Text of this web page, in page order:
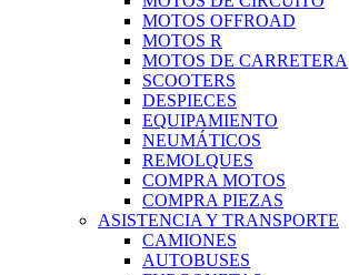
MOTOS OFFROAD
MOTOS R
MOTOS DE CARRETERA
SCOOTERS
DESPIECES
EQUIPAMIENTO
NEUMÁTICOS
REMOLQUES
COMPRA MOTOS
COMPRA PIEZAS
ASISTENCIA Y TRANSPORTE
CAMIONES
AUTOBUSES